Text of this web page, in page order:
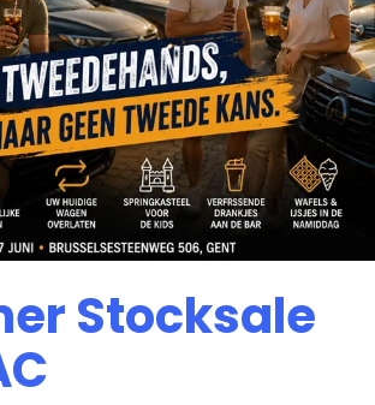
Stocksale